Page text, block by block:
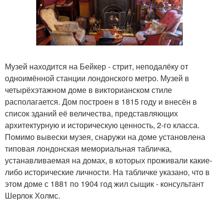
Музей находится на Бейкер - стрит, неподалёку от
одноимённой станции лондонского метро. Музей в
четырёхэтажном доме в викторианском стиле
располагается. Дом построен в 1815 году и внесён в
список зданий её величества, представляющих
архитектурную и историческую ценность, 2-го класса.
Помимо вывески музея, снаружи на доме установлена
типовая лондонская мемориальная табличка,
устанавливаемая на домах, в которых проживали какие-
либо исторические личности. На табличке указано, что в
этом доме с 1881 по 1904 год жил сыщик - консультант
Шерлок Холмс.